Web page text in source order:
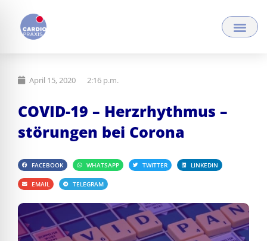
Inhalt
springen
April 15, 2020 2:16 p.m.
COVID-19 – Herzrhythmus –
störungen bei Corona
FACEBOOK WHATSAPP TWITTER LINKEDIN
EMAIL TELEGRAM